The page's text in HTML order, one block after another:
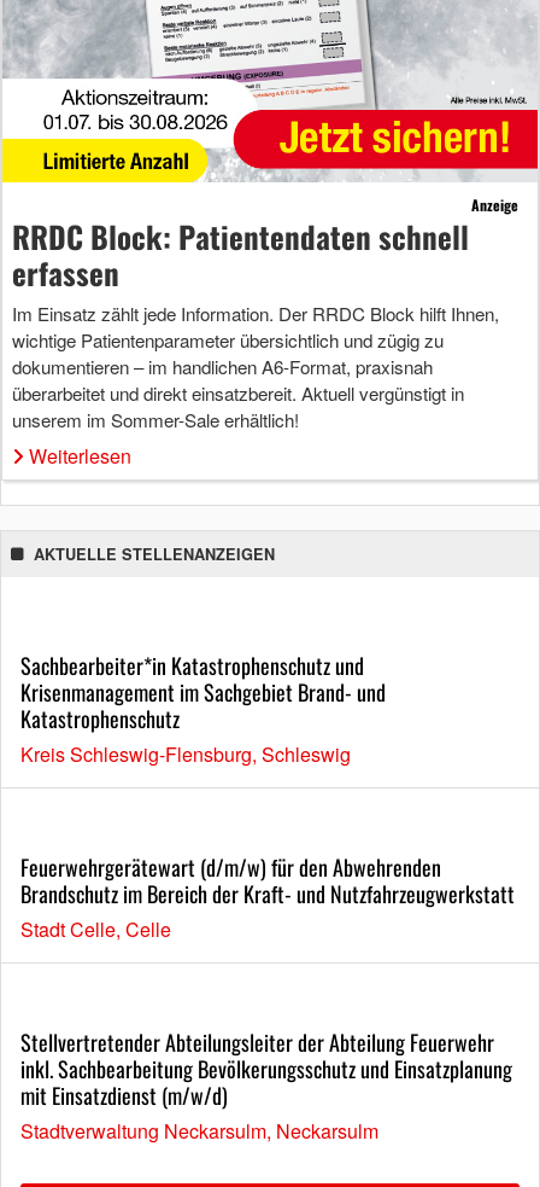
Anzeige
RRDC Block: Patientendaten schnell
erfassen
Im Einsatz zählt jede Information. Der RRDC Block hilft Ihnen,
wichtige Patientenparameter übersichtlich und zügig zu
dokumentieren – im handlichen A6-Format, praxisnah
überarbeitet und direkt einsatzbereit. Aktuell vergünstigt in
unserem im Sommer-Sale erhältlich!
Weiterlesen
AKTUELLE STELLENANZEIGEN
Sachbearbeiter*in Katastrophenschutz und
Krisenmanagement im Sachgebiet Brand- und
Katastrophenschutz
Kreis Schleswig-Flensburg, Schleswig
Feuerwehrgerätewart (d/m/w) für den Abwehrenden
Brandschutz im Bereich der Kraft- und Nutzfahrzeugwerkstatt
Stadt Celle, Celle
Stellvertretender Abteilungsleiter der Abteilung Feuerwehr
inkl. Sachbearbeitung Bevölkerungsschutz und Einsatzplanung
mit Einsatzdienst (m/w/d)
Stadtverwaltung Neckarsulm, Neckarsulm